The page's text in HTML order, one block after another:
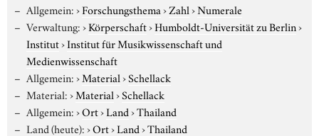
Allgemein:›Forschungsthema›Zahl›Numerale
Verwaltung:›Körperschaft›Humboldt-Universität zu Berlin›
Institut›Institut für Musikwissenschaft und
Medienwissenschaft
Allgemein:›Material›Schellack
Material:›Material›Schellack
Allgemein:›Ort›Land›Thailand
Land (heute):›Ort›Land›Thailand